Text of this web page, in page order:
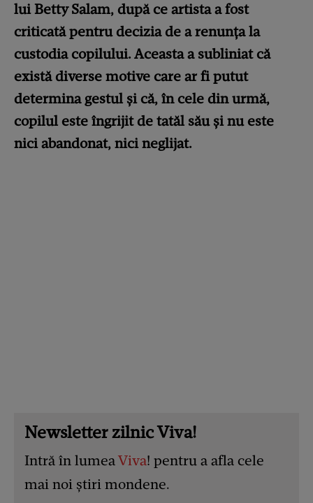
lui Betty Salam, după ce artista a fost
criticată pentru decizia de a renunța la
custodia copilului. Aceasta a subliniat că
există diverse motive care ar fi putut
determina gestul și că, în cele din urmă,
copilul este îngrijit de tatăl său și nu este
nici abandonat, nici neglijat.
Newsletter zilnic Viva!
Intră în lumeaViva! pentru a afla cele
mai noi știri mondene.